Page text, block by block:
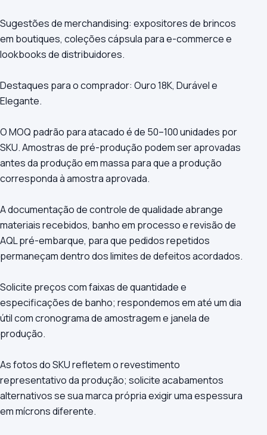
Sugestões de merchandising: expositores de brincos
em boutiques, coleções cápsula para e-commerce e
lookbooks de distribuidores.
Destaques para o comprador: Ouro 18K, Durável e
Elegante.
O MOQ padrão para atacado é de 50–100 unidades por
SKU. Amostras de pré-produção podem ser aprovadas
antes da produção em massa para que a produção
corresponda à amostra aprovada.
A documentação de controle de qualidade abrange
materiais recebidos, banho em processo e revisão de
AQL pré-embarque, para que pedidos repetidos
permaneçam dentro dos limites de defeitos acordados.
Solicite preços com faixas de quantidade e
especificações de banho; respondemos em até um dia
útil com cronograma de amostragem e janela de
produção.
As fotos do SKU refletem o revestimento
representativo da produção; solicite acabamentos
alternativos se sua marca própria exigir uma espessura
em mícrons diferente.